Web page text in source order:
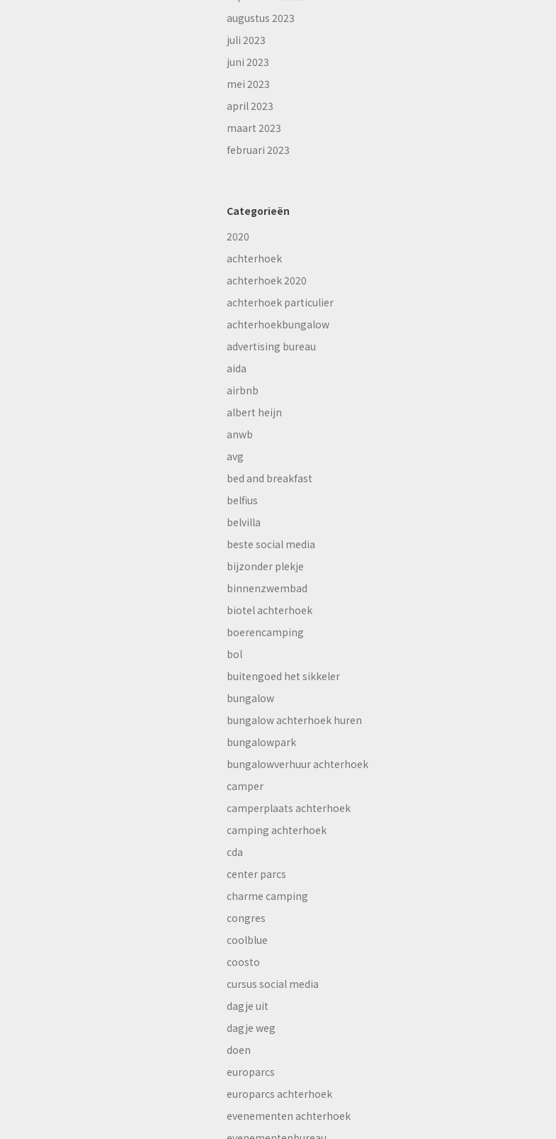
augustus 2023
juli 2023
juni 2023
mei 2023
april 2023
maart 2023
februari 2023
Categorieën
2020
achterhoek
achterhoek 2020
achterhoek particulier
achterhoekbungalow
advertising bureau
aida
airbnb
albert heijn
anwb
avg
bed and breakfast
belfius
belvilla
beste social media
bijzonder plekje
binnenzwembad
biotel achterhoek
boerencamping
bol
buitengoed het sikkeler
bungalow
bungalow achterhoek huren
bungalowpark
bungalowverhuur achterhoek
camper
camperplaats achterhoek
camping achterhoek
cda
center parcs
charme camping
congres
coolblue
coosto
cursus social media
dagje uit
dagje weg
doen
europarcs
europarcs achterhoek
evenementen achterhoek